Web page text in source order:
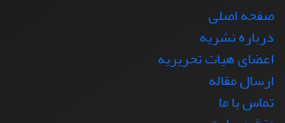
صفحه اصلی
درباره نشریه
اعضای هیات تحریریه
ارسال مقاله
تماس با ما